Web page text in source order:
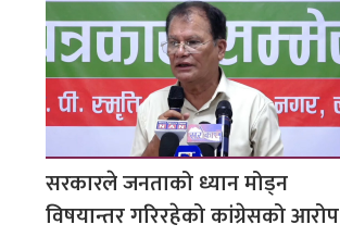
सरकारले जनताको ध्यान मोड्न
विषयान्तर गरिरहेको कांग्रेसको आरोप